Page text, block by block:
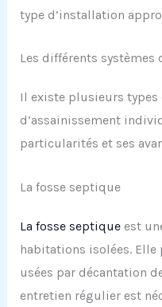
type d’installation
Les différents systèmes
Il existe plusieurs types
d’assainissement
particularités et ses
La fosse septique
La fosse septiqueest
habitations isolées.
usées par décantation
entretien régulier est